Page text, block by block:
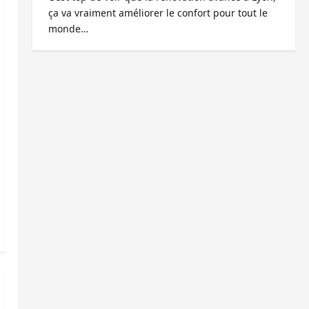
ça va vraiment améliorer le confort pour tout le
monde…